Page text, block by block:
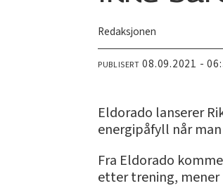
Redaksjonen
PUBLISERT 08.09.2021 -
Eldorado lanserer
energipåfyll når
Fra Eldorado
etter trening, mener